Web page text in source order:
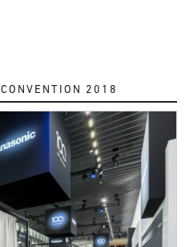
CONVENTION 2018